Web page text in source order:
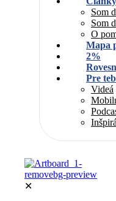
Som
Som
O
Mapa
2%
Pre
Videá
✕